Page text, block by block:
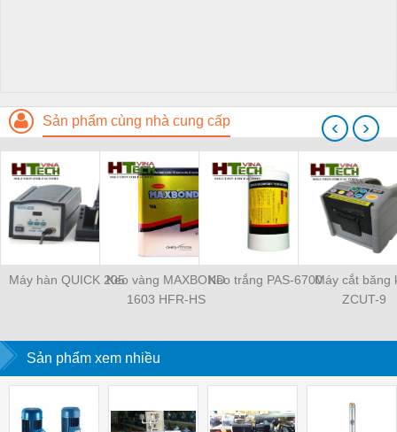
Sản phẩm cùng nhà cung cấp
Máy hàn QUICK 205Keo vàng MAXBOND
1603 HFR-HS
Keo trắng PAS-6700Máy cắt băng
ZCUT-9
‹ ›
Sản phẩm xem nhiều